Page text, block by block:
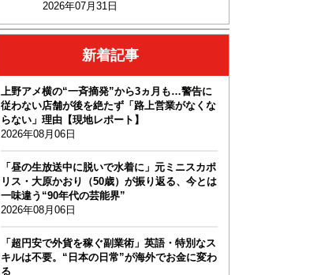
2026年07月31日
新着記事
上野アメ横の“一斉摘発”から3ヵ月も…警告に
従わない店舗が後を絶たず「路上営業がなくな
らない」理由【現地レポート】
2026年08月06日
「昼の生放送中に脱いで水着に」元ミニスカポ
リス・大原かおり（50歳）が振り返る、今とは
一味違う“90年代の芸能界”
2026年08月06日
「超円安で外貨を稼ぐ副業術」英語・特別なス
キルは不要。“日本の日常”が海外でお金に変わ
る